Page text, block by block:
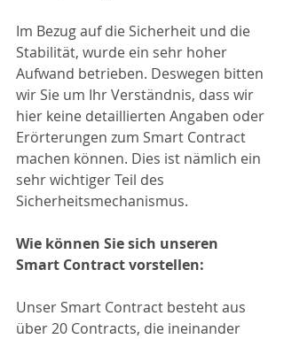
Im Bezug auf die Sicherheit und die
Stabilität, wurde ein sehr hoher
Aufwand betrieben. Deswegen bitten
wir Sie um Ihr Verständnis, dass wir
hier keine detaillierten Angaben oder
Erörterungen zum Smart Contract
machen können. Dies ist nämlich ein
sehr wichtiger Teil des
Sicherheitsmechanismus.
Wie können Sie sich unseren
Smart Contract vorstellen:
Unser Smart Contract besteht aus
über 20 Contracts, die ineinander